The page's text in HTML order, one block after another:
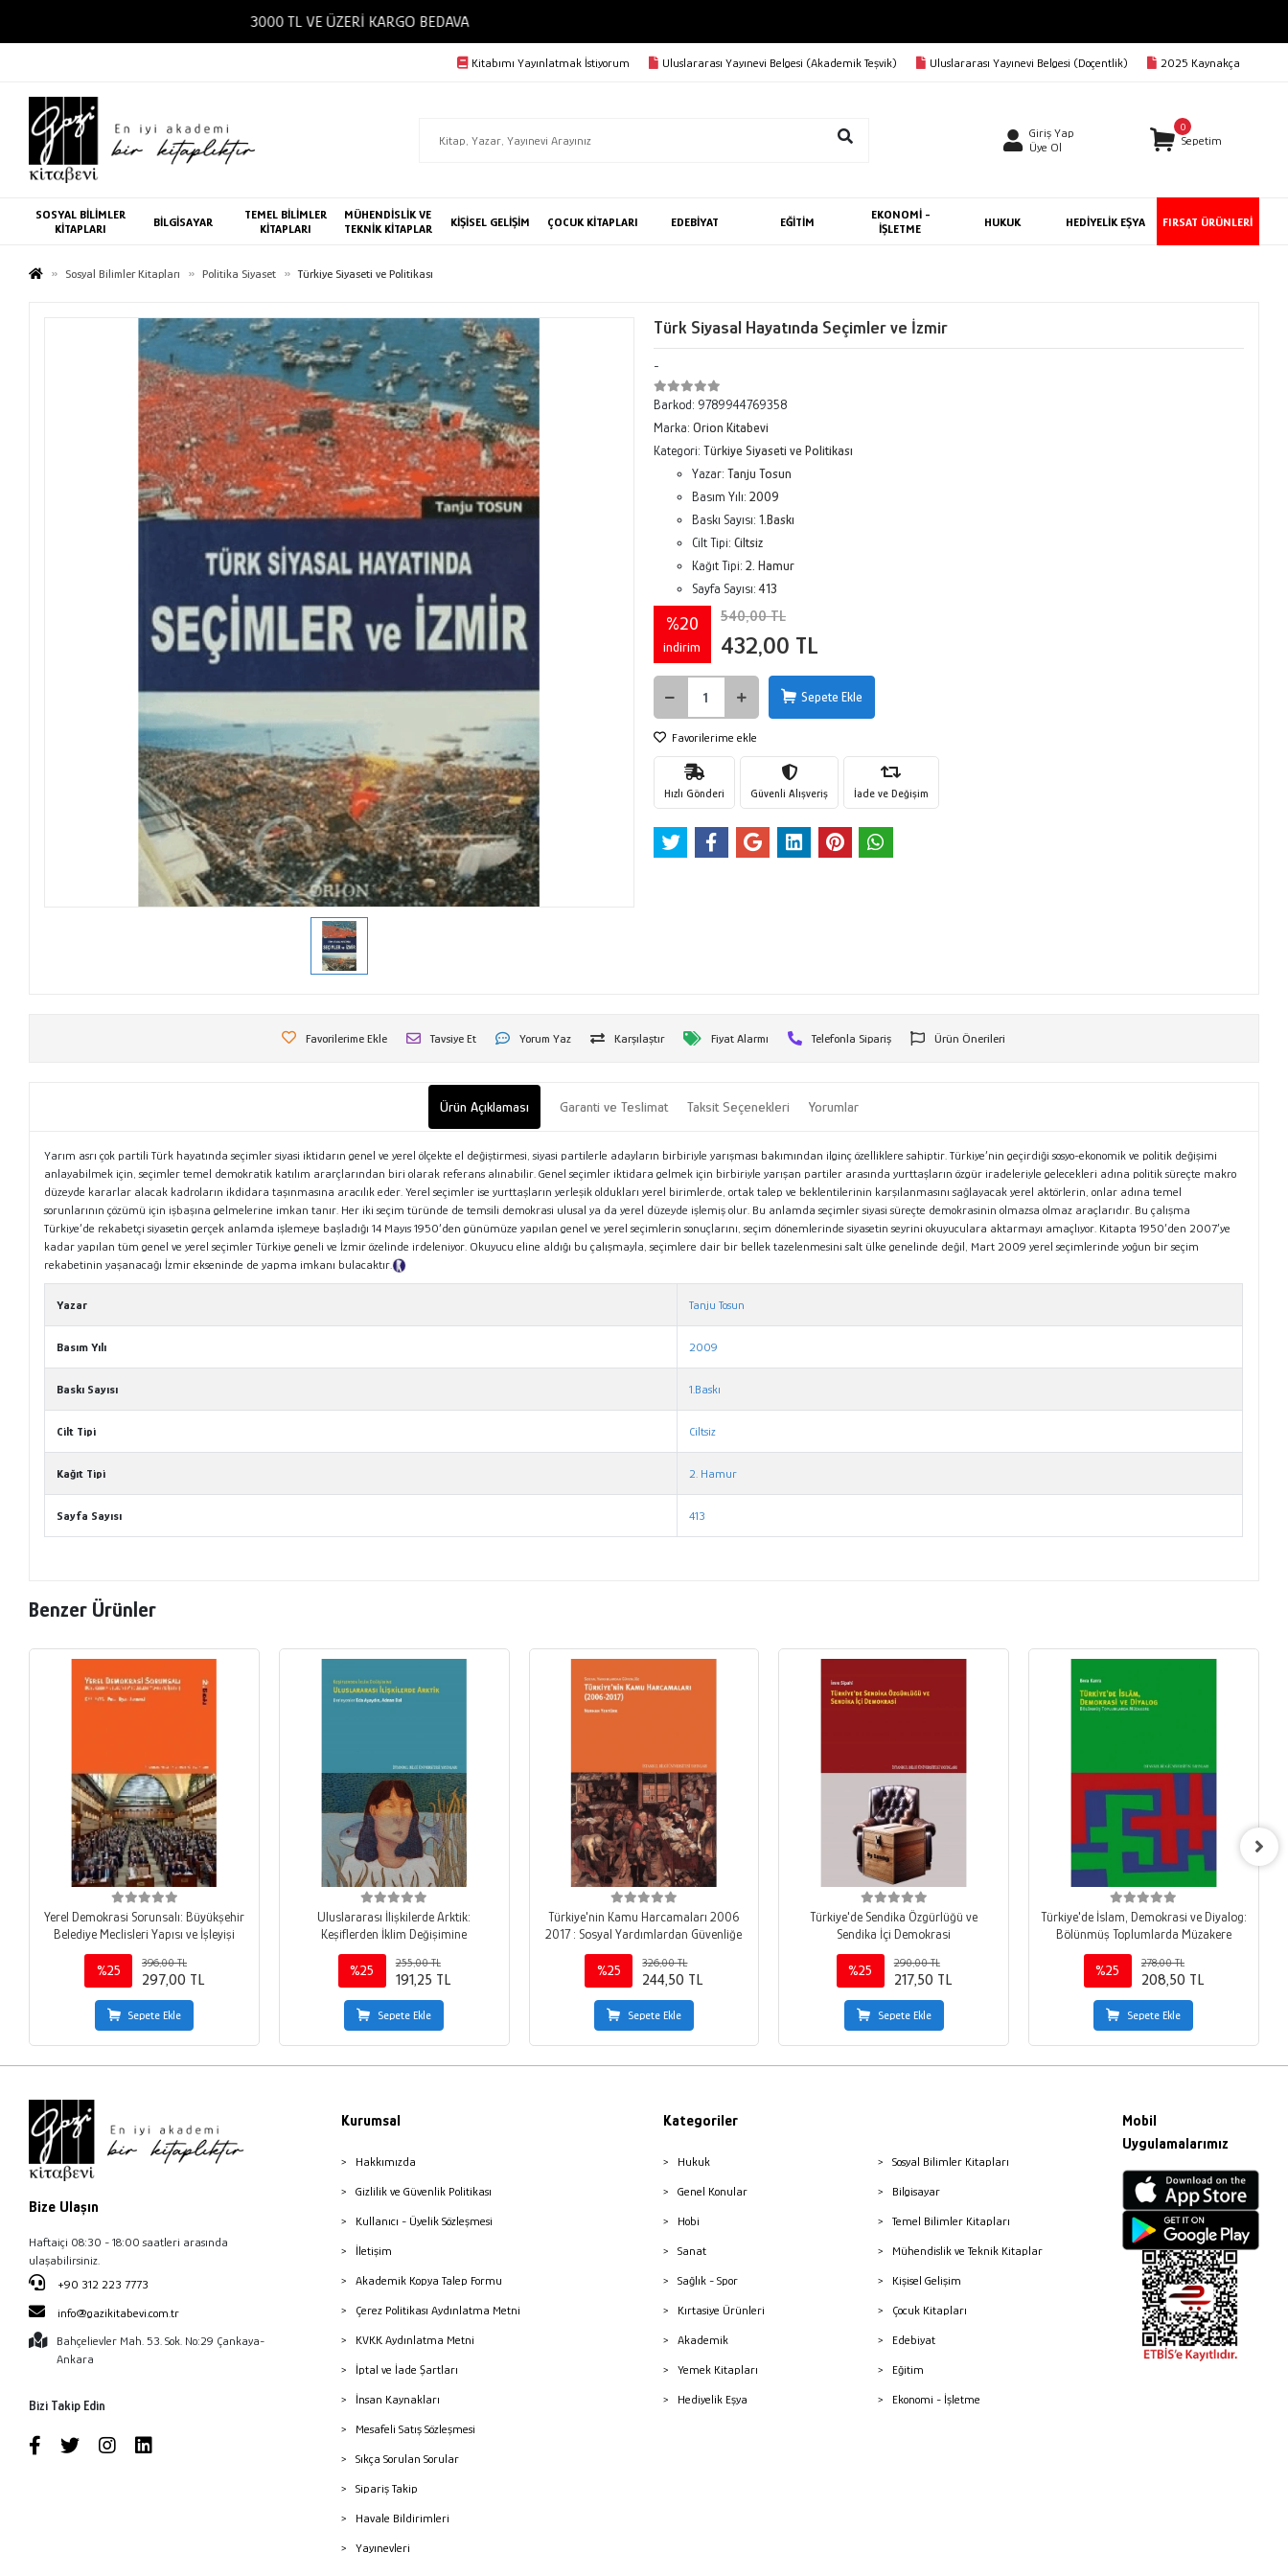
Kitabımı Yayınlatmak İstiyorum Uluslararası Yayınevi Belgesi (Akademik Teşvik) Uluslararası Yayınevi Belgesi (Doçentlik) 2025 Kaynakça
Giriş Yap
Üye Ol
0
Sepetim
SOSYAL BİLİMLER
KİTAPLARI
BİLGİSAYAR
TEMEL BİLİMLER
KİTAPLARI
MÜHENDİSLİK VE
TEKNİK KİTAPLAR
KİŞİSEL GELİŞİM ÇOCUK KİTAPLARI EDEBİYAT EĞİTİM
EKONOMİ -
İŞLETME
HUKUK HEDİYELİK EŞYA FIRSAT ÜRÜNLERİ
Sosyal Bilimler Kitapları Politika Siyaset Türkiye Siyaseti ve Politikası
Türk Siyasal Hayatında Seçimler ve İzmir
-
Barkod: 9789944769358
Marka: Orion Kitabevi
Kategori: Türkiye Siyaseti ve Politikası
Yazar: Tanju Tosun
Basım Yılı: 2009
Baskı Sayısı: 1.Baskı
Cilt Tipi: Ciltsiz
Kağıt Tipi: 2. Hamur
Sayfa Sayısı:413
%20
indirim
540,00 TL
432,00 TL
Sepete Ekle
Favorilerime ekle
Hızlı Gönderi Güvenli Alışveriş İade ve Değişim
Favorilerime Ekle Tavsiye Et Yorum Yaz Karşılaştır Fiyat Alarmı Telefonla Sipariş Ürün Önerileri
Ürün Açıklaması Garanti ve Teslimat Taksit Seçenekleri Yorumlar
Yarım asrı çok partili Türk hayatında seçimler siyasi iktidarın genel ve yerel ölçekte el değiştirmesi, siyasi partilerle adayların birbiriyle yarışması bakımından ilginç özelliklere sahiptir. Türkiye’nin geçirdiği sosyo-ekonomik ve politik değişimi
anlayabilmek için, seçimler temel demokratik katılım ararçlarından biri olarak referans alınabilir. Genel seçimler iktidara gelmek için birbiriyle yarışan partiler arasında yurttaşların özgür iradeleriyle gelecekleri adına politik süreçte makro
düzeyde kararlar alacak kadroların ikdidara taşınmasına aracılık eder. Yerel seçimler ise yurttaşların yerleşik oldukları yerel birimlerde, ortak talep ve beklentilerinin karşılanmasını sağlayacak yerel aktörlerin, onlar adına temel
sorunlarının çözümü için işbaşına gelmelerine imkan tanır. Her iki seçim türünde de temsili demokrasi ulusal ya da yerel düzeyde işlemiş olur. Bu anlamda seçimler siyasi süreçte demokrasinin olmazsa olmaz araçlarıdır. Bu çalışma
Türkiye’de rekabetçi siyasetin gerçek anlamda işlemeye başladığı 14 Mayıs 1950’den günümüze yapılan genel ve yerel seçimlerin sonuçlarını, seçim dönemlerinde siyasetin seyrini okuyuculara aktarmayı amaçlıyor. Kitapta 1950’den 2007’ye
kadar yapılan tüm genel ve yerel seçimler Türkiye geneli ve İzmir özelinde irdeleniyor. Okuyucu eline aldığı bu çalışmayla, seçimlere dair bir bellek tazelenmesini salt ülke genelinde değil, Mart 2009 yerel seçimlerinde yoğun bir seçim
rekabetinin yaşanacağı İzmir ekseninde de yapma imkanı bulacaktır.
Yazar Tanju Tosun
Basım Yılı 2009
Baskı Sayısı 1.Baskı
Cilt Tipi Ciltsiz
Kağıt Tipi 2. Hamur
Sayfa Sayısı 413
Benzer Ürünler
Yerel Demokrasi Sorunsalı: Büyükşehir
Belediye Meclisleri Yapısı ve İşleyişi
%25
396,00 TL
297,00 TL
Sepete Ekle
Uluslararası İlişkilerde Arktik:
Keşiflerden İklim Değişimine
%25
255,00 TL
191,25 TL
Sepete Ekle
Türkiye'nin Kamu Harcamaları 2006
2017 : Sosyal Yardımlardan Güvenliğe
%25
326,00 TL
244,50 TL
Sepete Ekle
Türkiye'de Sendika Özgürlüğü ve
Sendika İçi Demokrasi
%25
290,00 TL
217,50 TL
Sepete Ekle
Türkiye'de İslam, Demokrasi ve Diyalog:
Bölünmüş Toplumlarda Müzakere
%25
278,00 TL
208,50 TL
Sepete Ekle
Bize Ulaşın
Haftaiçi 08:30 - 18:00 saatleri arasında
ulaşabilirsiniz.
+90 312 223 7773
info@gazikitabevi.com.tr
Bahçelievler Mah. 53. Sok. No:29 Çankaya-
Ankara
Bizi Takip Edin
Kurumsal
Hakkımızda
Gizlilik ve Güvenlik Politikası
Kullanıcı - Üyelik Sözleşmesi
İletişim
Akademik Kopya Talep Formu
Çerez Politikası Aydınlatma Metni
KVKK Aydınlatma Metni
İptal ve İade Şartları
İnsan Kaynakları
Mesafeli Satış Sözleşmesi
Sıkça Sorulan Sorular
Sipariş Takip
Havale Bildirimleri
Yayınevleri
Kategoriler
Hukuk
Genel Konular
Hobi
Sanat
Sağlık - Spor
Kırtasiye Ürünleri
Akademik
Yemek Kitapları
Hediyelik Eşya
Sosyal Bilimler Kitapları
Bilgisayar
Temel Bilimler Kitapları
Mühendislik ve Teknik Kitaplar
Kişisel Gelişim
Çocuk Kitapları
Edebiyat
Eğitim
Ekonomi - İşletme
Mobil
Uygulamalarımız